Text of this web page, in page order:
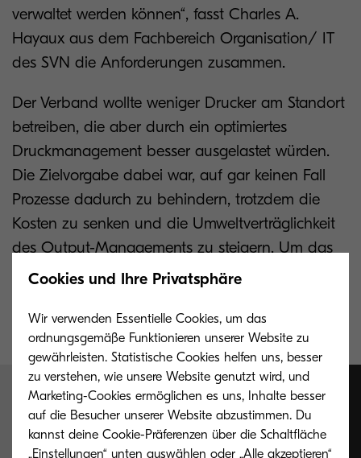
verwaltet werden können“, fasst Charles A.
Hayaux aus dem Fachbereich Organisation/ IT
des SVN die Anforderungen zusammen.
Der Verband wollte weniger Drucker am Standort
betreiben, die aber durch ein optimiertes
Druckmanagement besser ausgelastet würden.
Die Zielvorgabe dabei war, auf gar keinen Fall
Prozesse dadurch zu behindern, trotzdem die
Kosten zu senken und die Umweltverträglichkeit
des Output-Managements zu steigern. Um das
zu realisieren, sollten bestehende Drucker durch
werden.
Wir sind von den
Cookies und Ihre Privatsphäre
Wir verwenden Essentielle Cookies, um das
ordnungsgemäße Funktionieren unserer Website zu
gewährleisten. Statistische Cookies helfen uns, besser
zu verstehen, wie unsere Website genutzt wird, und
Marketing-Cookies ermöglichen es uns, Inhalte besser
auf die Besucher unserer Website abzustimmen. Du
kannst deine Cookie-Präferenzen über die Schaltfläche
„Einstellungen“ unten auswählen oder „Alle akzeptieren“